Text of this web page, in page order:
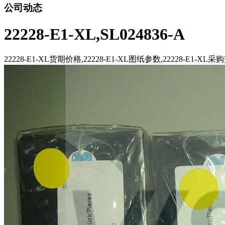
公司动态
22228-E1-XL,SL024836-A
22228-E1-XL货期价格,22228-E1-XL图纸参数,22228-E1-XL采